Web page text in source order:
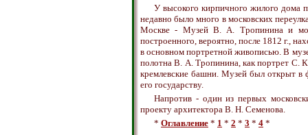
У высокого кирпичного жилого дома
недавно было много в московских
Москве - Музей В. А. Тропинина и
построенного, вероятно, после 1812 г.,
в основном портретной живописью. В
полотна В. А. Тропинина, как портрет С.
кремлевские башни. Музей был открыт в
его государству.
Напротив - один из первых
проекту архитектора В. Н. Семенова.
* Оглавление * 1 * 2 * 3 * 4 *